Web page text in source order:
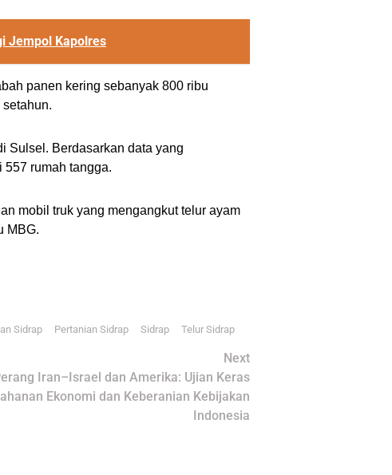
Jempol Kapolres
panen kering sebanyak 800 ribu
Sulsel. Berdasarkan data yang
rumah tangga.
mobil truk yang mengangkut telur ayam
MBG.
Sidrap Pertanian Sidrap Sidrap Telur Sidrap
Next
Iran–Israel dan Amerika: Ujian Keras
Ekonomi dan Keberanian Kebijakan
Indonesia